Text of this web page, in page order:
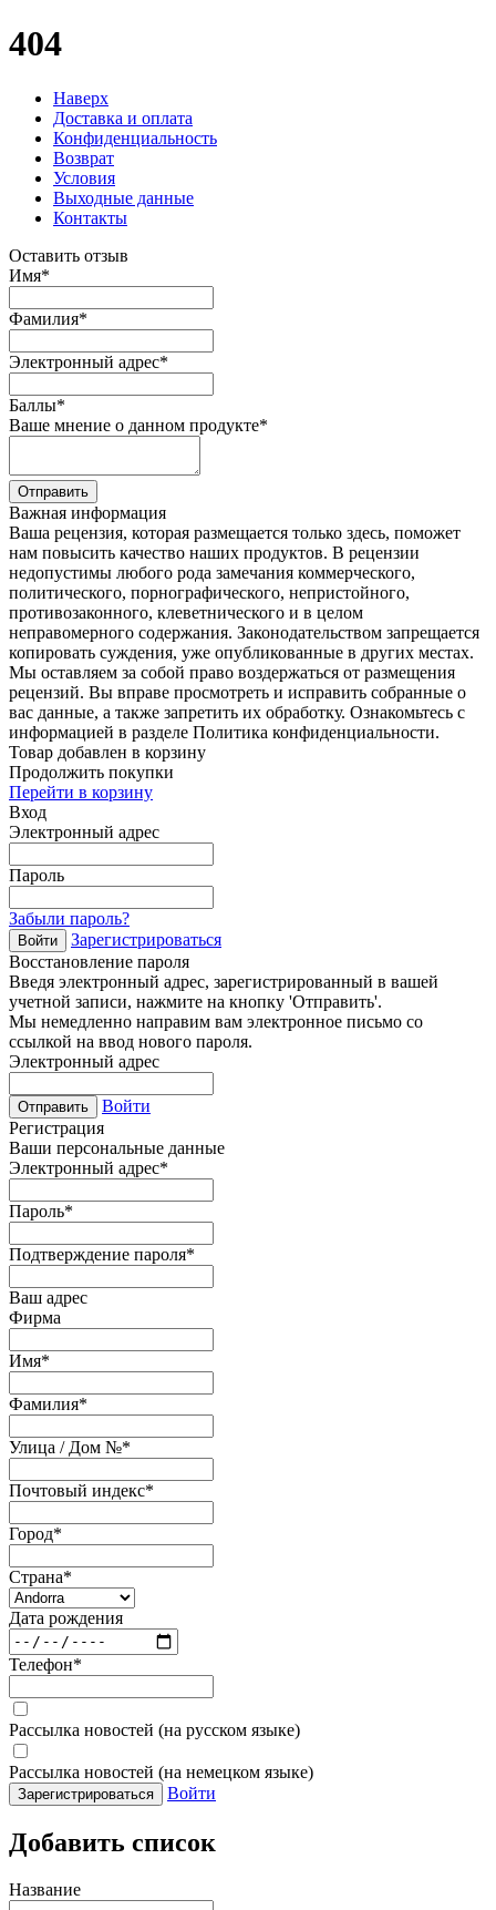
404
Наверх
Доставка и оплата
Конфиденциальность
Возврат
Условия
Выходные данные
Контакты
Оставить отзыв
Имя*
Фамилия*
Электронный адрес*
Баллы*
Ваше мнение о данном продукте*
Отправить
Важная информация
Ваша рецензия, которая размещается только здесь, поможет
нам повысить качество наших продуктов. В рецензии
недопустимы любого рода замечания коммерческого,
политического, порнографического, непристойного,
противозаконного, клеветнического и в целом
неправомерного содержания. Законодательством запрещается
копировать суждения, уже опубликованные в других местах.
Мы оставляем за собой право воздержаться от размещения
рецензий. Вы вправе просмотреть и исправить собранные о
вас данные, а также запретить их обработку. Ознакомьтесь с
информацией в разделе Политика конфиденциальности.
Товар добавлен в корзину
Продолжить покупки
Перейти в корзину
Вход
Электронный адрес
Пароль
Забыли пароль?
Войти
Зарегистрироваться
Восстановление пароля
Введя электронный адрес, зарегистрированный в вашей
учетной записи, нажмите на кнопку 'Отправить'.
Мы немедленно направим вам электронное письмо со
ссылкой на ввод нового пароля.
Электронный адрес
Отправить
Войти
Регистрация
Ваши персональные данные
Электронный адрес*
Пароль*
Подтверждение пароля*
Ваш адрес
Фирма
Имя*
Фамилия*
Улица / Дом №*
Почтовый индекс*
Город*
Страна*
Дата рождения
Телефон*
Рассылка новостей (на русском языке)
Рассылка новостей (на немецком языке)
Зарегистрироваться Войти
Добавить список
Название